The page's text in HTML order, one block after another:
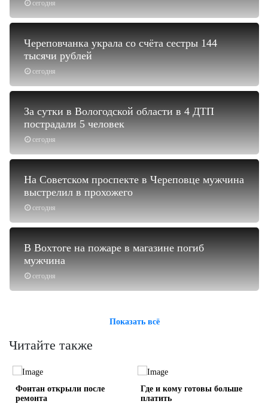
сегодня
сегодня
Череповчанка украла со счёта сестры 144
тысячи рублей
сегодня
За сутки в Вологодской области в 4 ДТП
пострадали 5 человек
сегодня
На Советском проспекте в Череповце мужчина
выстрелил в прохожего
сегодня
В Вохтоге на пожаре в магазине погиб
мужчина
Показать всё
Читайте также
Фонтан открыли после
ремонта
Где и кому готовы больше
платить